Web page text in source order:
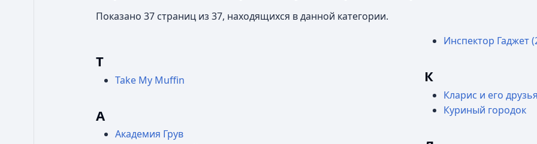
Показано 37 страниц из 37, находящихся в данной категории.
T
Take My Muffin
А
Академия Грув
Инспектор Гаджет
К
Кларис и его друзья
Куриный городок